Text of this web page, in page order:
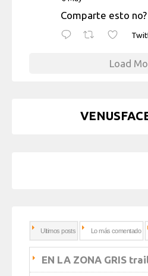
Comparte esto no?
Load
Ultimos posts Lo más comentado
EN LA ZONA GRIS